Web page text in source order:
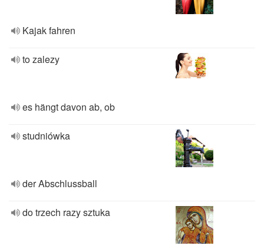
Kajak fahren
to zalezy
es hängt davon ab, ob
studniówka
der Abschlussball
do trzech razy sztuka